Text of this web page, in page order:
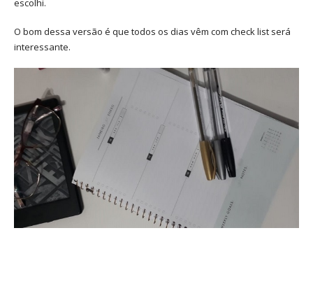
escolhi.
O bom dessa versão é que todos os dias vêm com check list será
interessante.